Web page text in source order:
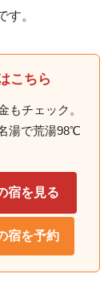
す。
こちら
もチェック。
湯で荒湯98℃
宿を見る
宿を予約